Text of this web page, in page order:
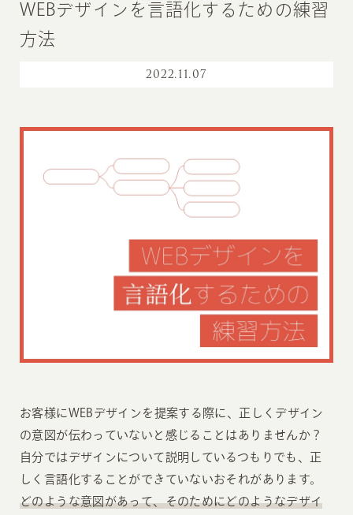
WEBデザインを言語化するための練習
方法
2022.11.07
お客様にWEBデザインを提案する際に、正しくデザイン
の意図が伝わっていないと感じることはありませんか？
自分ではデザインについて説明しているつもりでも、正
しく言語化することができていないおそれがあります。
どのような意図があって、そのためにどのようなデザイ